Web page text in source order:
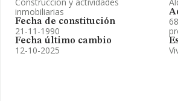
inmobiliarias
Fecha de constitución
21-11-1990
Fecha último cambio
12-10-2025